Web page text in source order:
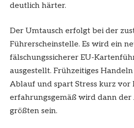
deutlich härter.
Der Umtausch erfolgt bei der
Führerscheinstelle. Es wird ein
fälschungssicherer EU-
ausgestellt. Frühzeitiges
Ablauf und spart Stress kurz vor
erfahrungsgemäß wird dann der
größten sein.